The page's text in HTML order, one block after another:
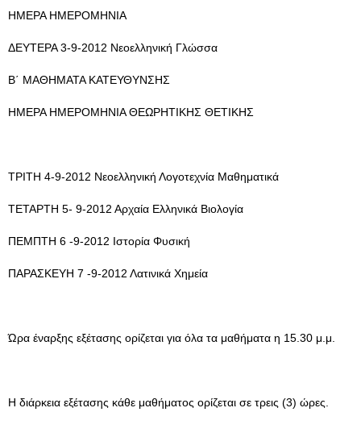
ΗΜΕΡΑ ΗΜΕΡΟΜΗΝΙΑ
ΔΕΥΤΕΡΑ 3-9-2012 Νεοελληνική Γλώσσα
Β΄ ΜΑΘΗΜΑΤΑ ΚΑΤΕΥΘΥΝΣΗΣ
ΗΜΕΡΑ ΗΜΕΡΟΜΗΝΙΑ ΘΕΩΡΗΤΙΚΗΣ ΘΕΤΙΚΗΣ
ΤΡΙΤΗ 4-9-2012 Νεοελληνική Λογοτεχνία Μαθηματικά
ΤΕΤΑΡΤΗ 5- 9-2012 Αρχαία Ελληνικά Βιολογία
ΠΕΜΠΤΗ 6 -9-2012 Ιστορία Φυσική
ΠΑΡΑΣΚΕΥΗ 7 -9-2012 Λατινικά Χημεία
Ώρα έναρξης εξέτασης ορίζεται για όλα τα μαθήματα η 15.30 μ.μ.
Η διάρκεια εξέτασης κάθε μαθήματος ορίζεται σε τρεις (3) ώρες.